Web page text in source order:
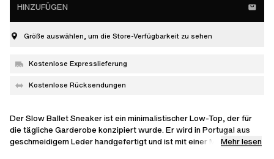
HINZUFÜGEN
Größe auswählen, um die Store-Verfügbarkeit zu sehen
Kostenlose Expresslieferung
Kostenlose Rücksendungen
Der Slow Ballet Sneaker ist ein minimalistischer Low-Top, der für
die tägliche Garderobe konzipiert wurde. Er wird in Portugal aus
geschmeidigem Leder handgefertigt und ist mit einer Mischung aus
Mehr lesen